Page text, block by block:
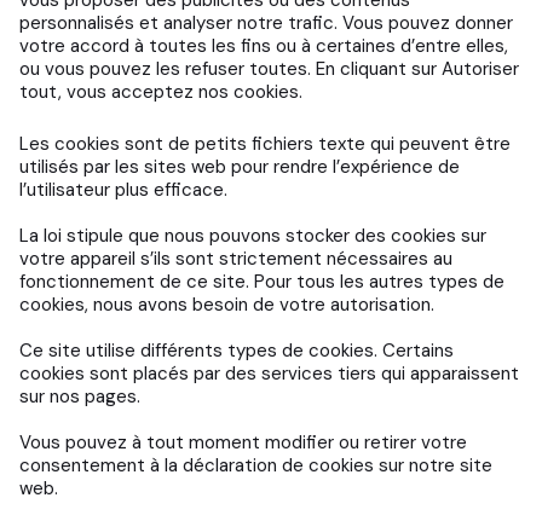
personnalisés et analyser notre trafic. Vous pouvez donner
votre accord à toutes les fins ou à certaines d’entre elles,
ou vous pouvez les refuser toutes. En cliquant sur Autoriser
tout, vous acceptez nos cookies.
Les cookies sont de petits fichiers texte qui peuvent être
utilisés par les sites web pour rendre l’expérience de
l’utilisateur plus efficace.
La loi stipule que nous pouvons stocker des cookies sur
votre appareil s’ils sont strictement nécessaires au
fonctionnement de ce site. Pour tous les autres types de
cookies, nous avons besoin de votre autorisation.
Ce site utilise différents types de cookies. Certains
cookies sont placés par des services tiers qui apparaissent
sur nos pages.
Vous pouvez à tout moment modifier ou retirer votre
consentement à la déclaration de cookies sur notre site
web.